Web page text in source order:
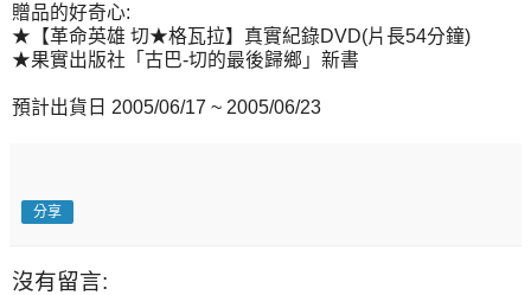
贈品的好奇心:
★【革命英雄 切★格瓦拉】真實紀錄DVD(片長54分鐘)
★果實出版社「古巴-切的最後歸鄉」新書
預計出貨日 2005/06/17 ~ 2005/06/23
分享
沒有留言: